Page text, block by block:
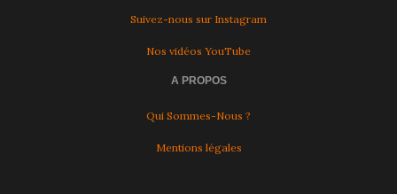
Suivez-nous sur Instagram
Nos vidéos YouTube
A PROPOS
Qui Sommes-Nous ?
Mentions légales